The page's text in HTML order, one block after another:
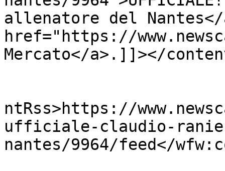
allenatore del
href="https://
Mercato</a>.]]></
ntRss>https://
ufficiale-claudio-
nantes/9964/feed</